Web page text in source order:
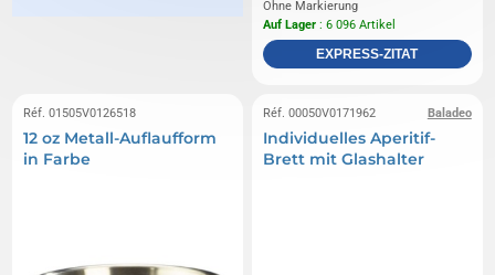
Ohne Markierung
Auf Lager : 6 096 Artikel
EXPRESS-ZITAT
Réf. 01505V0126518
12 oz Metall-Auflaufform
in Farbe
Baladeo
Réf. 00050V0171962
Individuelles Aperitif-
Brett mit Glashalter